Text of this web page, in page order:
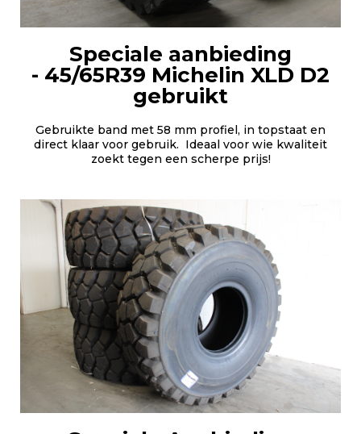
Speciale aanbieding
- 45/65R39 Michelin XLD D2
gebruikt
Gebruikte band met 58 mm profiel, in topstaat en
direct klaar voor gebruik. Ideaal voor wie kwaliteit
zoekt tegen een scherpe prijs!